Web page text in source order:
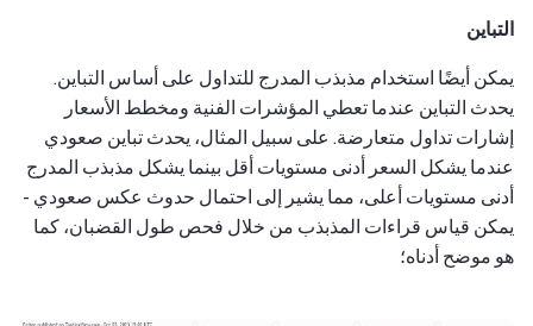
التباين
يمكن أيضًا استخدام مذبذب المدرج للتداول على أساس التباين.
يحدث التباين عندما تعطي المؤشرات الفنية ومخطط الأسعار
إشارات تداول متعارضة. على سبيل المثال، يحدث تباين صعودي
عندما يشكل السعر أدنى مستويات أقل بينما يشكل مذبذب المدرج
أدنى مستويات أعلى، مما يشير إلى احتمال حدوث عكس صعودي -
يمكن قياس قراءات المذبذب من خلال فحص طول القضبان، كما
هو موضح أدناه؛